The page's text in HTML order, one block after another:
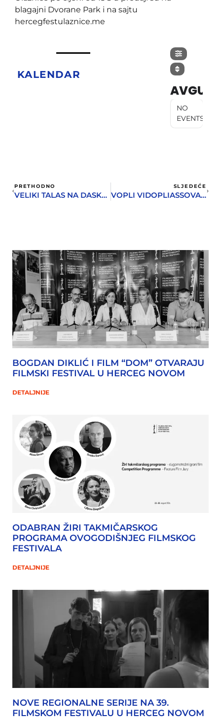
blagajni Dvorane Park i na sajtu
hercegfestulaznice.me
KALENDAR
AVGUST
NO
EVENTS
PRETHODNO
VELIKI TALAS NA DASKAMA DVORANE PARK
SLJEDEĆE
VOPLI VIDOPLIASSOVA – UKRAJINSKI ROCK VETERANI U ĐENOVIĆIMA
BOGDAN DIKLIĆ I FILM “DOM” OTVARAJU
FILMSKI FESTIVAL U HERCEG NOVOM
DETALJNIJE
ODABRAN ŽIRI TAKMIČARSKOG
PROGRAMA OVOGODIŠNJEG FILMSKOG
FESTIVALA
DETALJNIJE
NOVE REGIONALNE SERIJE NA 39.
FILMSKOM FESTIVALU U HERCEG NOVOM